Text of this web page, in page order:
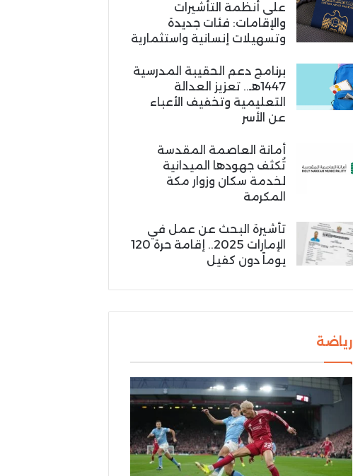
على أنظمة التأشيرات
والإقامات: فئات جديدة
وتسهيلات إنسانية واستثمارية
برنامج دعم الحقيبة المدرسية
1447هـ.. تعزيز العدالة
التعليمية وتخفيف الأعباء
عن الأسر
أمانة العاصمة المقدسة
تُكثف جهودها الميدانية
لخدمة سكان وزوار مكة
المكرمة
تأشيرة البحث عن عمل في
الإمارات 2025.. إقامة حرة 120
يوماً دون كفيل
رياضة